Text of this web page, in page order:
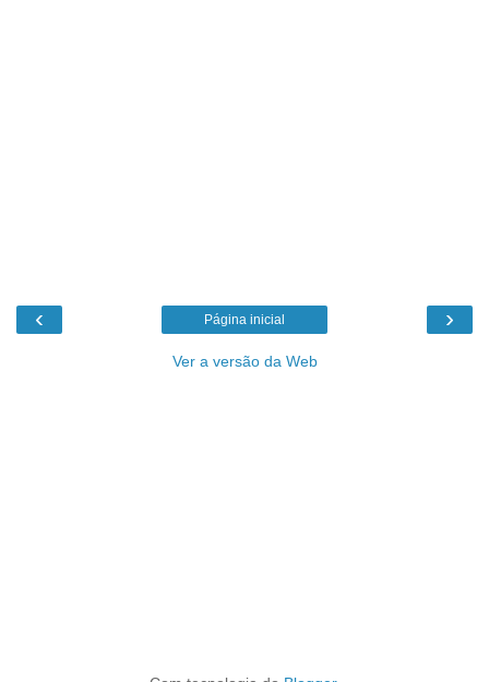
‹ ›
Página inicial
Ver a versão da Web